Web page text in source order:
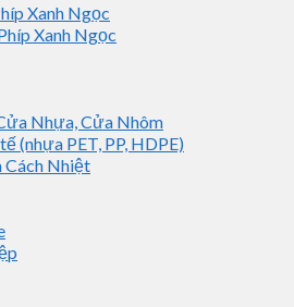
Xanh Ngọc
Xanh Ngọc
Nhựa, Cửa Nhôm
(nhựa PET, PP, HDPE)
Cách Nhiệt